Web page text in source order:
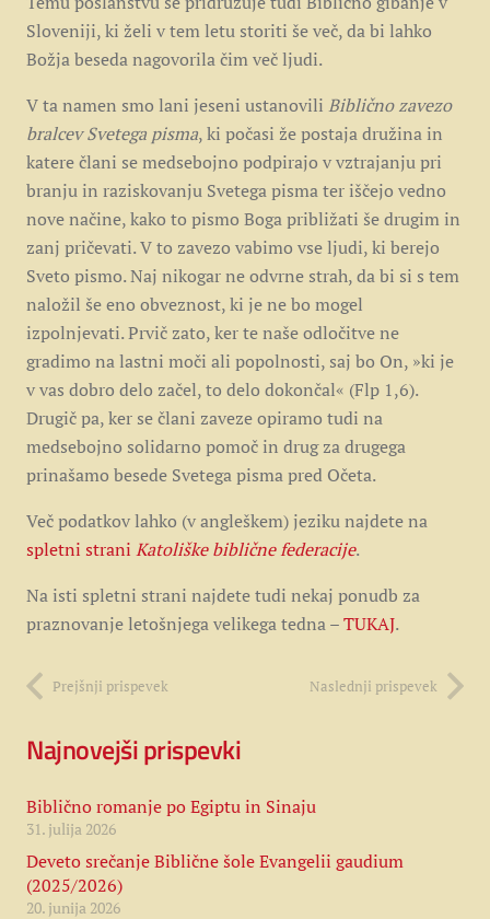
Sloveniji, ki želi v tem letu storiti še več, da bi lahko
Božja beseda nagovorila čim več ljudi.
V ta namen smo lani jeseni ustanovili Biblično zavezo
bralcev Svetega pisma, ki počasi že postaja družina in
katere člani se medsebojno podpirajo v vztrajanju pri
branju in raziskovanju Svetega pisma ter iščejo vedno
nove načine, kako to pismo Boga približati še drugim in
zanj pričevati. V to zavezo vabimo vse ljudi, ki berejo
Sveto pismo. Naj nikogar ne odvrne strah, da bi si s tem
naložil še eno obveznost, ki je ne bo mogel
izpolnjevati. Prvič zato, ker te naše odločitve ne
gradimo na lastni moči ali popolnosti, saj bo On, »ki je
v vas dobro delo začel, to delo dokončal« (Flp 1,6).
Drugič pa, ker se člani zaveze opiramo tudi na
medsebojno solidarno pomoč in drug za drugega
prinašamo besede Svetega pisma pred Očeta.
Več podatkov lahko (v angleškem) jeziku najdete na
spletni strani Katoliške biblične federacije.
Na isti spletni strani najdete tudi nekaj ponudb za
praznovanje letošnjega velikega tedna –TUKAJ.
Prejšnji prispevek Naslednji prispevek
Najnovejši prispevki
Biblično romanje po Egiptu in Sinaju
31. julija 2026
Deveto srečanje Biblične šole Evangelii gaudium
(2025/2026)
20. junija 2026